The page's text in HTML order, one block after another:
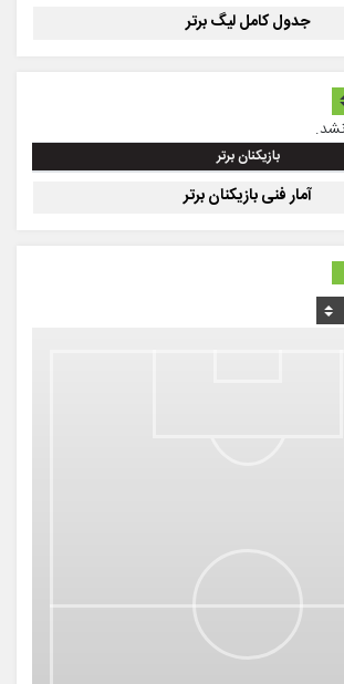
جدول کامل لیگ برتر
بازیکنان برتر
آمار فنی بازیکنان برتر